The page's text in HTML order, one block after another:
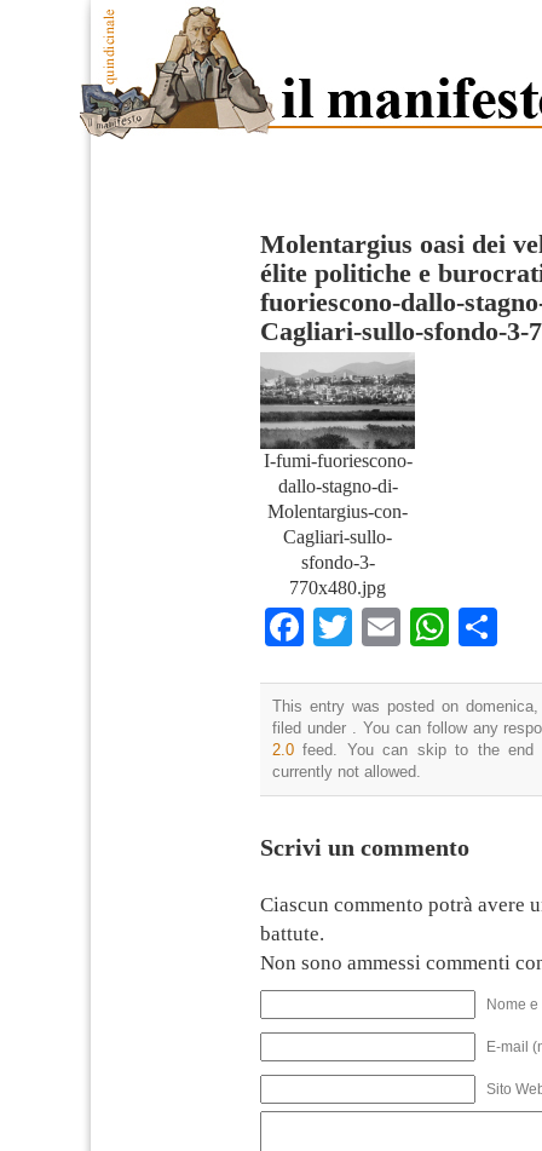
Molentargius oasi dei
élite politiche e
fuoriescono-dallo-
Cagliari-sullo-sfondo-3-
I-fumi-fuoriescono-
dallo-stagno-di-
Molentargius-con-
Cagliari-sullo-
sfondo-3-
770x480.jpg
Facebook
TwitterEmail
This entry was posted on
filed under . You can follow any
2.0 feed. You can skip to the end
currently not allowed.
Scrivi un commento
Ciascun commento potrà avere
battute.
Non sono ammessi commenti
Nome
E-mail
Sito